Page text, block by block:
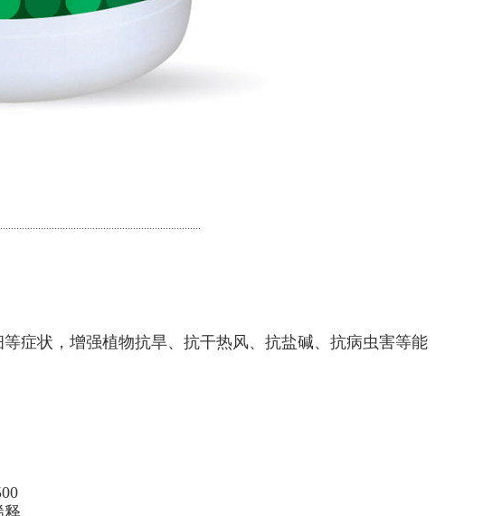
症状，增强植物抗旱、抗干热风、抗盐碱、抗病虫害等能
释